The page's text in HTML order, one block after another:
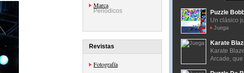
Marca
Periódicos
Revistas
Fotografía
Puzzle
Un clásico
Juega
Karate
Karate
Arcade, que